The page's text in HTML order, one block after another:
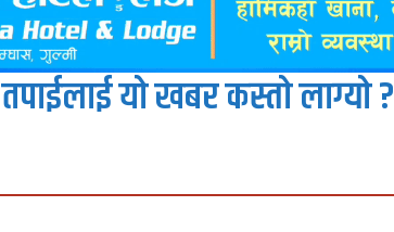
तपाईलाई यो खबर कस्तो लाग्यो ?